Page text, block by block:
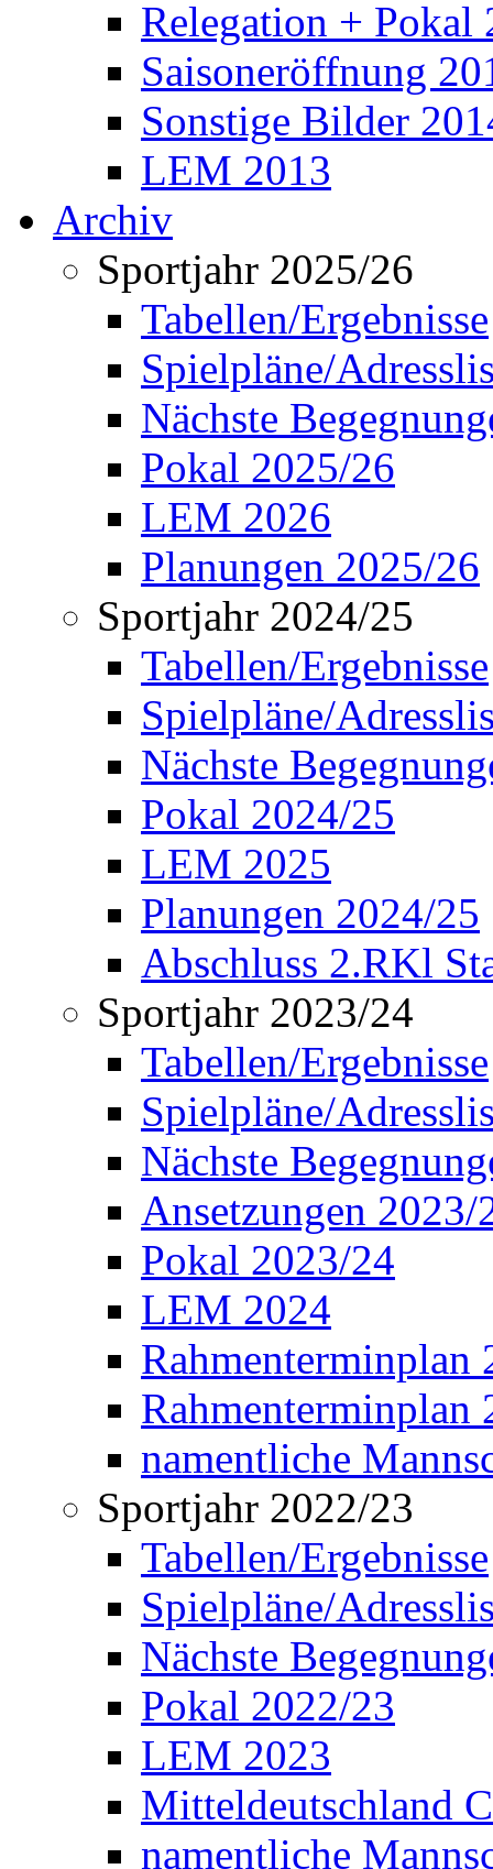
Relegation + Pokal
Saisoneröffnung
Sonstige Bilder
LEM 2013
Archiv
Sportjahr 2025/26
Tabellen/Ergebnisse
Spielpläne/
Nächste
Pokal 2025/26
LEM 2026
Planungen 2025/26
Sportjahr 2024/25
Tabellen/Ergebnisse
Spielpläne/
Nächste
Pokal 2024/25
LEM 2025
Planungen 2024/25
Abschluss 2.RKl
Sportjahr 2023/24
Tabellen/Ergebnisse
Spielpläne/
Nächste
Ansetzungen 2023/
Pokal 2023/24
LEM 2024
Rahmenterminplan
Rahmenterminplan
namentliche
Sportjahr 2022/23
Tabellen/Ergebnisse
Spielpläne/
Nächste
Pokal 2022/23
LEM 2023
Mitteldeutschland
namentliche